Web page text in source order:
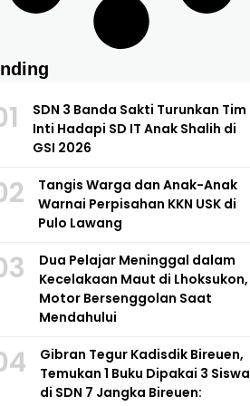
SDN 3 Banda Sakti Turunkan Tim
Inti Hadapi SD IT Anak Shalih di
GSI 2026
Tangis Warga dan Anak-Anak
Warnai Perpisahan KKN USK di
Pulo Lawang
Dua Pelajar Meninggal dalam
Kecelakaan Maut di Lhoksukon,
Motor Bersenggolan Saat
Mendahului
Gibran Tegur Kadisdik Bireuen,
Temukan 1 Buku Dipakai 3 Siswa
di SDN 7 Jangka Bireuen: